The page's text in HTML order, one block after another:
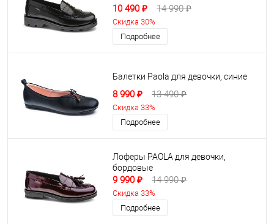
10 490 ₽ 14 990 ₽
Скидка 30%
Подробнее
Балетки Paola для девочки, синие
8 990 ₽ 13 490 ₽
Скидка 33%
Подробнее
Лоферы PAOLA для девочки,
бордовые
9 990 ₽ 14 990 ₽
Скидка 33%
Подробнее